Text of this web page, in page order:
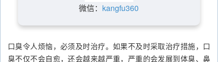
微信： kangfu360
口臭令人烦恼，必须及时治疗。如果不及时采取治疗措施，口
臭不仅不会自愈，还会越来越严重，严重的会发展到体臭、鼻